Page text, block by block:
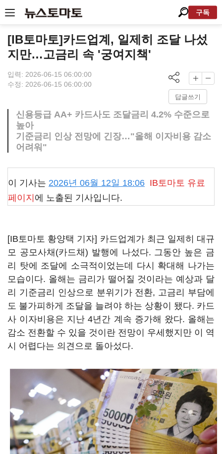
구독
[IB토마토]카드업계, 일제히 조달 나섰
지만…고금리 속 '궁여지책'
입력: 2026-06-15 06:00:00
수정: 2026-06-15 06:00:00
답글쓰기
신용등급 AA+ 카드사도 조달금리 4.2% 수준으로
높아
기준금리 인상 전망에 긴장…"올해 이자비용 감소
어려워"
이 기사는 2026년 06월 12일 18:06 IB토마토 유료
페이지 에 노출된 기사입니다.
[IB토마토 황양택 기자] 카드업계가 최근 일제히 대규
모 공모사채(카드채) 발행에 나섰다. 그동안 높은 금
리 탓에 조달에 소극적이었는데 다시 확대해 나가는
모습이다. 올해는 금리가 떨어질 것이라는 예상과 달
리 기준금리 인상으로 분위기가 전환, 고금리 부담에
도 불가피하게 조달을 늘려야 하는 상황이 됐다. 카드
사 이자비용은 지난 4년간 계속 증가해 왔다. 올해는
감소 전환할 수 있을 것이란 전망이 우세했지만 이 역
시 어렵다는 의견으로 돌아섰다.